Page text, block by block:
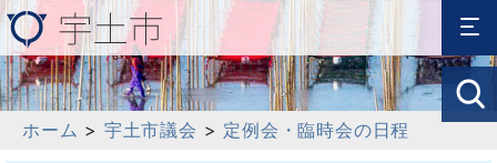
ホーム > 宇土市議会 > 定例会・臨時会の日程